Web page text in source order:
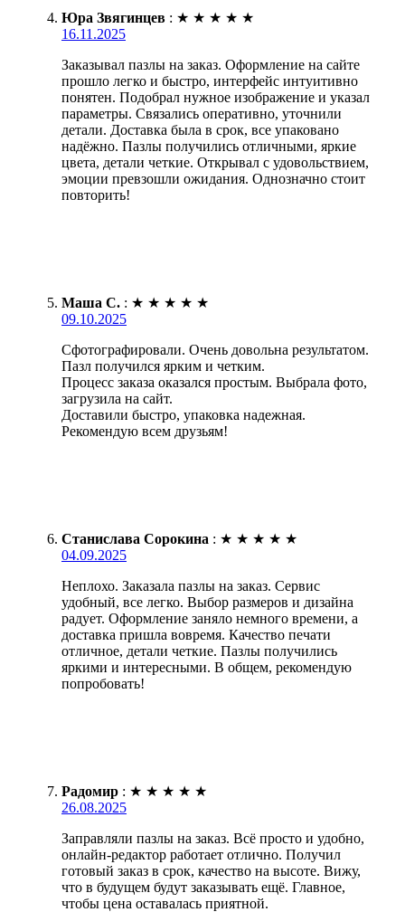
Юра Звягинцев : ★ ★ ★ ★ ★
16.11.2025
Заказывал пазлы на заказ. Оформление на сайте
прошло легко и быстро, интерфейс интуитивно
понятен. Подобрал нужное изображение и указал
параметры. Связались оперативно, уточнили
детали. Доставка была в срок, все упаковано
надёжно. Пазлы получились отличными, яркие
цвета, детали четкие. Открывал с удовольствием,
эмоции превзошли ожидания. Однозначно стоит
повторить!
Маша С. : ★ ★ ★ ★ ★
09.10.2025
Сфотографировали. Очень довольна результатом.
Пазл получился ярким и четким.
Процесс заказа оказался простым. Выбрала фото,
загрузила на сайт.
Доставили быстро, упаковка надежная.
Рекомендую всем друзьям!
Станислава Сорокина : ★ ★ ★ ★ ★
04.09.2025
Неплохо. Заказала пазлы на заказ. Сервис
удобный, все легко. Выбор размеров и дизайна
радует. Оформление заняло немного времени, а
доставка пришла вовремя. Качество печати
отличное, детали четкие. Пазлы получились
яркими и интересными. В общем, рекомендую
попробовать!
Радомир : ★ ★ ★ ★ ★
26.08.2025
Заправляли пазлы на заказ. Всё просто и удобно,
онлайн-редактор работает отлично. Получил
готовый заказ в срок, качество на высоте. Вижу,
что в будущем будут заказывать ещё. Главное,
чтобы цена оставалась приятной.